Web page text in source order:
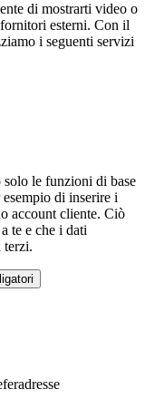
di mostrarti video o
esterni. Con il
i seguenti servizi
solo le funzioni di base
di inserire i
account cliente. Ciò
te e che i dati
terzi.